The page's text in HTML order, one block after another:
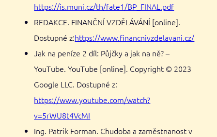
https://is.muni.cz/th/fate1/BP_FINAL.pdf
REDAKCE. FINANČNÍ VZDĚLÁVÁNÍ [online].
Dostupné z:https://www.financnivzdelavani.cz/
Jak na peníze 2 díl: Půjčky a jak na ně? –
YouTube. YouTube [online]. Copyright © 2023
Google LLC. Dostupné z:
https://www.youtube.com/watch?
v=5rWU8t4VcMI
Ing. Patrik Forman. Chudoba a zaměstnanost v